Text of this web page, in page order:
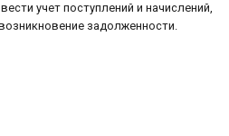
учет поступлений и начислений,
задолженности.